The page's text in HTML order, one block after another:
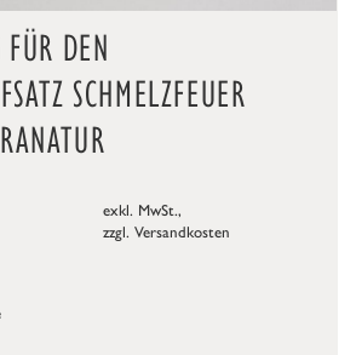
DEN
SCHMELZFEUER
exkl. MwSt.,
zzgl. Versandkosten